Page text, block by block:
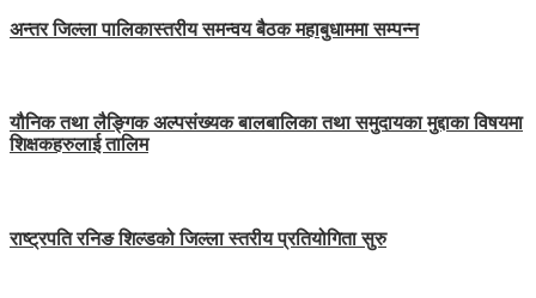
अन्तर जिल्ला पालिकास्तरीय समन्वय बैठक महाबुधाममा सम्पन्न
यौनिक तथा लैङ्गिक अल्पसंख्यक बालबालिका तथा समुदायका मुद्दाका विषयमा
शिक्षकहरुलाई तालिम
राष्ट्रपति रनिङ शिल्डको जिल्ला स्तरीय प्रतियोगिता सुरु